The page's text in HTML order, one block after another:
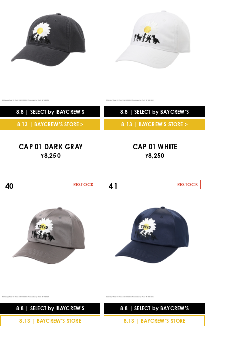
8.8 | SELECT by BAYCREW’S
8.13 | BAYCREW’S STORE >
CAP 01 DARK GRAY
¥8,250
8.8 | SELECT by BAYCREW’S
8.13 | BAYCREW’S STORE >
CAP 01 WHITE
¥8,250
40 RESTOCK
8.8 | SELECT by BAYCREW’S
8.13 | BAYCREW’S STORE
41 RESTOCK
8.8 | SELECT by BAYCREW’S
8.13 | BAYCREW’S STORE